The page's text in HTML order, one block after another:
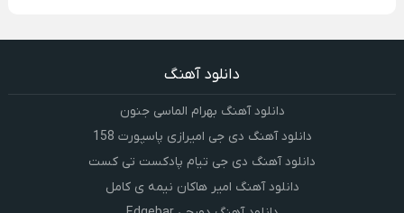
دانلود آهنگ
دانلود آهنگ بهرام الماسی جنون
دانلود آهنگ دی جی امیرازی پاسپورت 158
دانلود آهنگ دی جی تیام پادکست تی کست
دانلود آهنگ امیر هاکان نیمه ی کامل